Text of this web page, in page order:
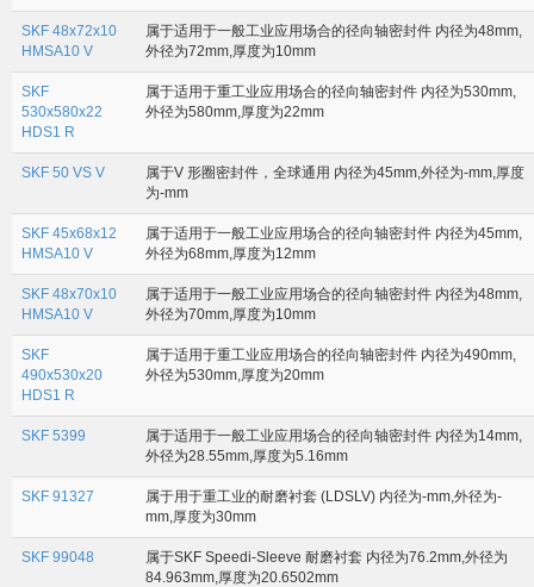
SKF 48x72x10
HMSA10 V
属于适用于一般工业应用场合的径向轴密封件 内径为48mm,
外径为72mm,厚度为10mm
SKF
530x580x22
HDS1 R
属于适用于重工业应用场合的径向轴密封件 内径为530mm,
外径为580mm,厚度为22mm
SKF 50 VS V
属于V 形圈密封件，全球通用 内径为45mm,外径为-mm,厚度
为-mm
SKF 45x68x12
HMSA10 V
属于适用于一般工业应用场合的径向轴密封件 内径为45mm,
外径为68mm,厚度为12mm
SKF 48x70x10
HMSA10 V
属于适用于一般工业应用场合的径向轴密封件 内径为48mm,
外径为70mm,厚度为10mm
SKF
490x530x20
HDS1 R
属于适用于重工业应用场合的径向轴密封件 内径为490mm,
外径为530mm,厚度为20mm
SKF 5399
属于适用于一般工业应用场合的径向轴密封件 内径为14mm,
外径为28.55mm,厚度为5.16mm
SKF 91327
属于用于重工业的耐磨衬套 (LDSLV) 内径为-mm,外径为-
mm,厚度为30mm
SKF 99048
属于SKF Speedi-Sleeve 耐磨衬套 内径为76.2mm,外径为
84.963mm,厚度为20.6502mm